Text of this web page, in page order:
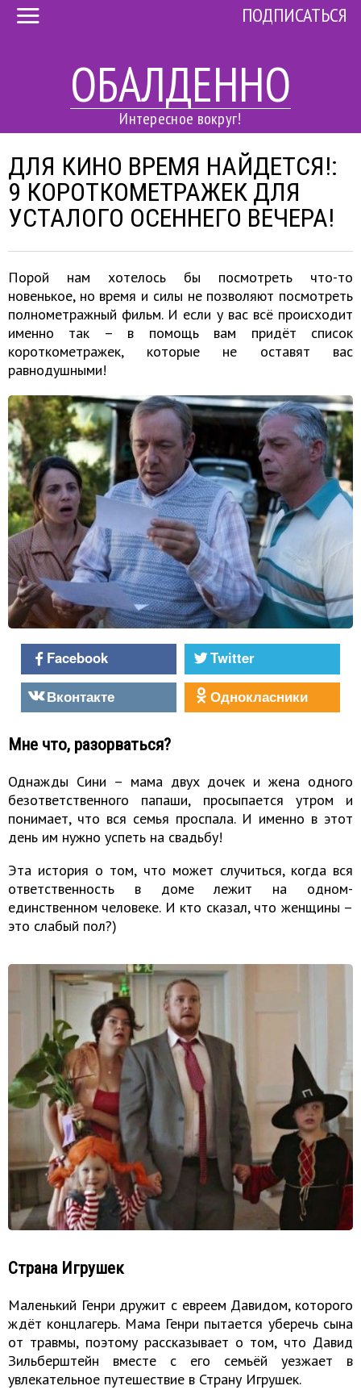
ОБАЛДЕННО
Интересное вокруг!
ПОДПИСАТЬСЯ
ДЛЯ КИНО ВРЕМЯ НАЙДЕТСЯ!:
9 КОРОТКОМЕТРАЖЕК ДЛЯ
УСТАЛОГО ОСЕННЕГО ВЕЧЕРА!
Порой нам хотелось бы посмотреть что-то
новенькое, но время и силы не позволяют посмотреть
полнометражный фильм. И если у вас всё происходит
именно так – в помощь вам придёт список
короткометражек, которые не оставят вас
равнодушными!
Facebook
Twitter
Вконтакте
Однокласники
Мне что, разорваться?
Однажды Сини – мама двух дочек и жена одного
безответственного папаши, просыпается утром и
понимает, что вся семья проспала. И именно в этот
день им нужно успеть на свадьбу!
Эта история о том, что может случиться, когда вся
ответственность в доме лежит на одном-
единственном человеке. И кто сказал, что женщины –
это слабый пол?)
Страна Игрушек
Маленький Генри дружит с евреем Давидом, которого
ждёт концлагерь. Мама Генри пытается уберечь сына
от травмы, поэтому рассказывает о том, что Давид
Зильберштейн вместе с его семьёй уезжает в
увлекательное путешествие в Страну Игрушек.